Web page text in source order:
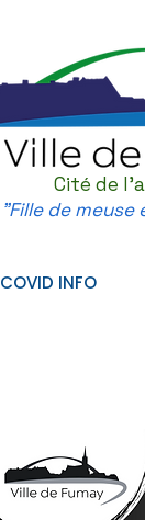
Cité de
"Fille de
COVID INFO